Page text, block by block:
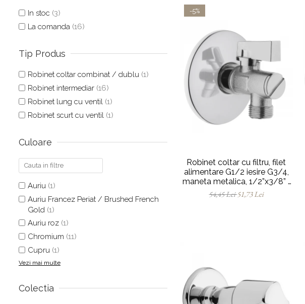
Robinete baie
Robinete masina de spalat
In stoc (3)
La comanda (16)
Tip Produs
Robinet coltar combinat / dublu (1)
Robinet intermediar (16)
Robinet lung cu ventil (1)
Robinet scurt cu ventil (1)
Culoare
Auriu (1)
Auriu Francez Periat / Brushed French
Gold (1)
Auriu roz (1)
Chromium (11)
Cupru (1)
Vezi mai multe
Colectia
-5%
Robinet coltar cu filtru, filet
alimentare G1/2 iesire G3/4,
maneta metalica, 1/2”x3/8” |
A45200EXP
54,45 Lei51,73 Lei